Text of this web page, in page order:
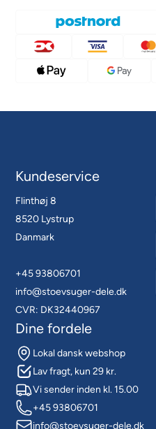
Kundeservice
Flinthøj 8
8520 Lystrup
Danmark
+45 93806701
info@stoevsuger-dele.dk
CVR: DK32440967
Dine fordele
Lokal dansk webshop
Lav fragt, kun 29 kr.
Vi sender inden kl. 15.00
+45 93806701
info@stoevsuger-dele.dk